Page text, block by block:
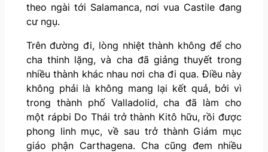
theo ngài tới Salamanca, nơi vua Castile đang
cư ngụ.
Trên đường đi, lòng nhiệt thành không để cho
cha thinh lặng, và cha đã giảng thuyết trong
nhiều thành khác nhau nơi cha đi qua. Điều này
không phải là không mang lại kết quả, bởi vì
trong thành phố Valladolid, cha đã làm cho
một rápbi Do Thái trở thành Kitô hữu, rồi được
phong linh mục, về sau trở thành Giám mục
giáo phận Carthagena. Cha cũng đem nhiều